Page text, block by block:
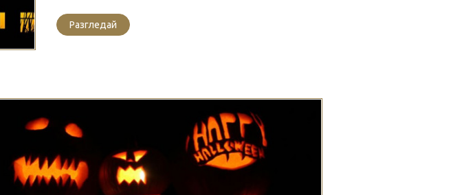
Разгледай